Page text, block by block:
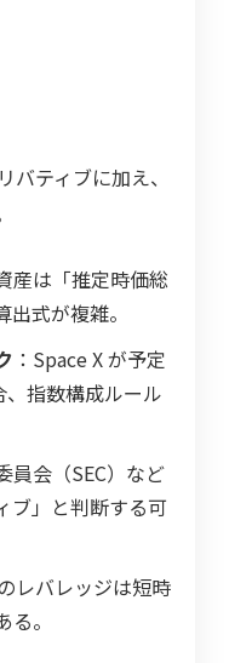
ティブに加え、
産は「推定時価総
式が複雑。
：Space X が予定
指数構成ルール
員会（SEC）など
ブ」と判断する可
レバレッジは短時
。